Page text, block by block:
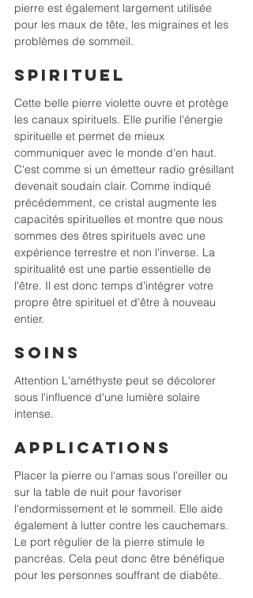
pierre est également largement utilisée
pour les maux de tête, les migraines et les
problèmes de sommeil.
Spirituel
Cette belle pierre violette ouvre et protège
les canaux spirituels. Elle purifie l'énergie
spirituelle et permet de mieux
communiquer avec le monde d'en haut.
C'est comme si un émetteur radio grésillant
devenait soudain clair. Comme indiqué
précédemment, ce cristal augmente les
capacités spirituelles et montre que nous
sommes des êtres spirituels avec une
expérience terrestre et non l'inverse. La
spiritualité est une partie essentielle de
l'être. Il est donc temps d'intégrer votre
propre être spirituel et d'être à nouveau
entier.
Soins
Attention L'améthyste peut se décolorer
sous l'influence d'une lumière solaire
intense.
Applications
Placer la pierre ou l'amas sous l'oreiller ou
sur la table de nuit pour favoriser
l'endormissement et le sommeil. Elle aide
également à lutter contre les cauchemars.
Le port régulier de la pierre stimule le
pancréas. Cela peut donc être bénéfique
pour les personnes souffrant de diabète.